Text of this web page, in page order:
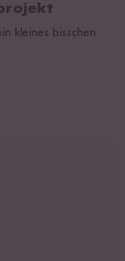
kleines bisschen